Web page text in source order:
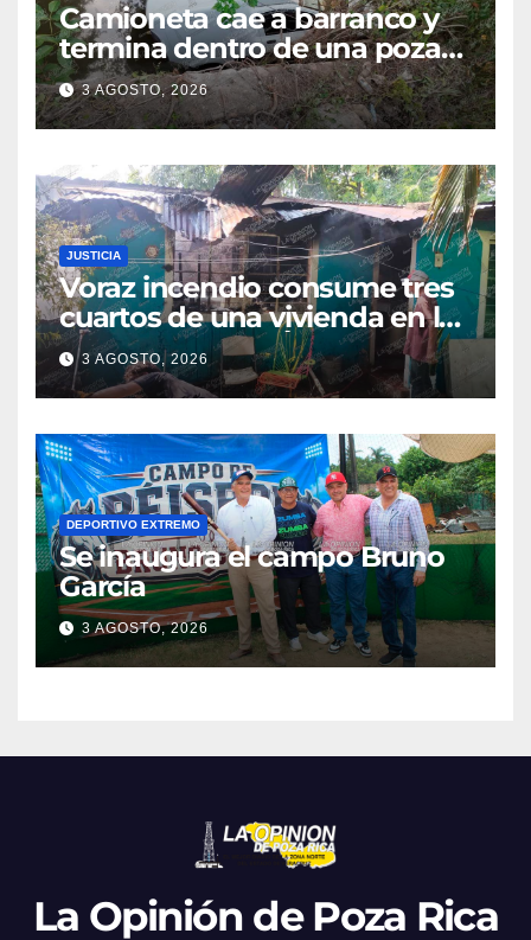
Camioneta cae a barranco y
termina dentro de una poza
en Coatzintla; conductor sale
con golpes leves
3 AGOSTO, 2026
JUSTICIA
Voraz incendio consume tres
cuartos de una vivienda en la
colonia Manuel Ávila
Camacho
3 AGOSTO, 2026
DEPORTIVO EXTREMO
Se inaugura el campo Bruno
García
3 AGOSTO, 2026
La Opinión de Poza Rica